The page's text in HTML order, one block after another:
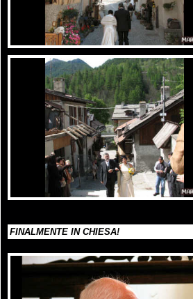
FINALMENTE IN CHIESA!